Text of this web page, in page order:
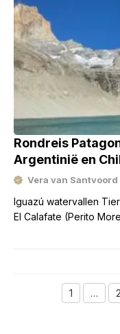
Rondreis
Argentinië en
Vera van Santvoord
Iguazú watervallen
El Calafate (Perito
Page
1 …